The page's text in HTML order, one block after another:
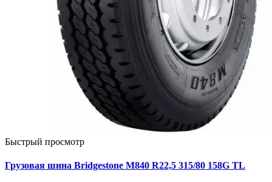
Быстрый просмотр
Грузовая шина Bridgestone M840 R22,5 315/80 158G TL